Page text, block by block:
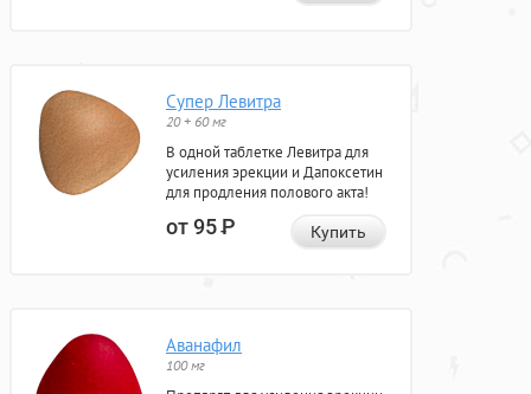
Супер Левитра
20 + 60 мг
В одной таблетке Левитра для
усиления эрекции и Дапоксетин
для продления полового акта!
от 95Р Купить
Аванафил
100 мг